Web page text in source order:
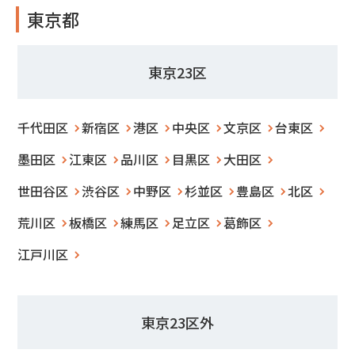
東京都
東京23区
千代田区 新宿区 港区 中央区 文京区
台東区
墨田区
江東区 品川区 目黒区
大田区
世田谷区
渋谷区 中野区 杉並区 豊島区
北区
荒川区
板橋区 練馬区 足立区
葛飾区
江戸川区
東京23区外